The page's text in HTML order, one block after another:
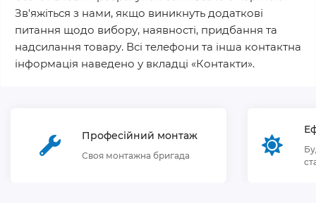
Зв'яжіться з нами, якщо виникнуть додаткові
питання щодо вибору, наявності, придбання та
надсилання товару. Всі телефони та інша контактна
інформація наведено у вкладці «Контакти».
Професійний монтаж
Своя монтажна бригада